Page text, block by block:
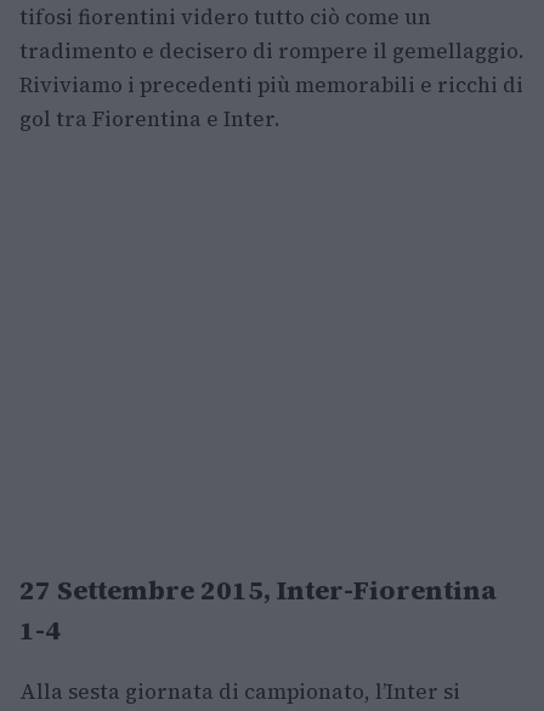
tifosi fiorentini videro tutto ciò come un
tradimento e decisero di rompere il gemellaggio.
Riviviamo i precedenti più memorabili e ricchi di
gol tra Fiorentina e Inter.
27 Settembre 2015, Inter-Fiorentina
1-4
Alla sesta giornata di campionato, l’Inter si